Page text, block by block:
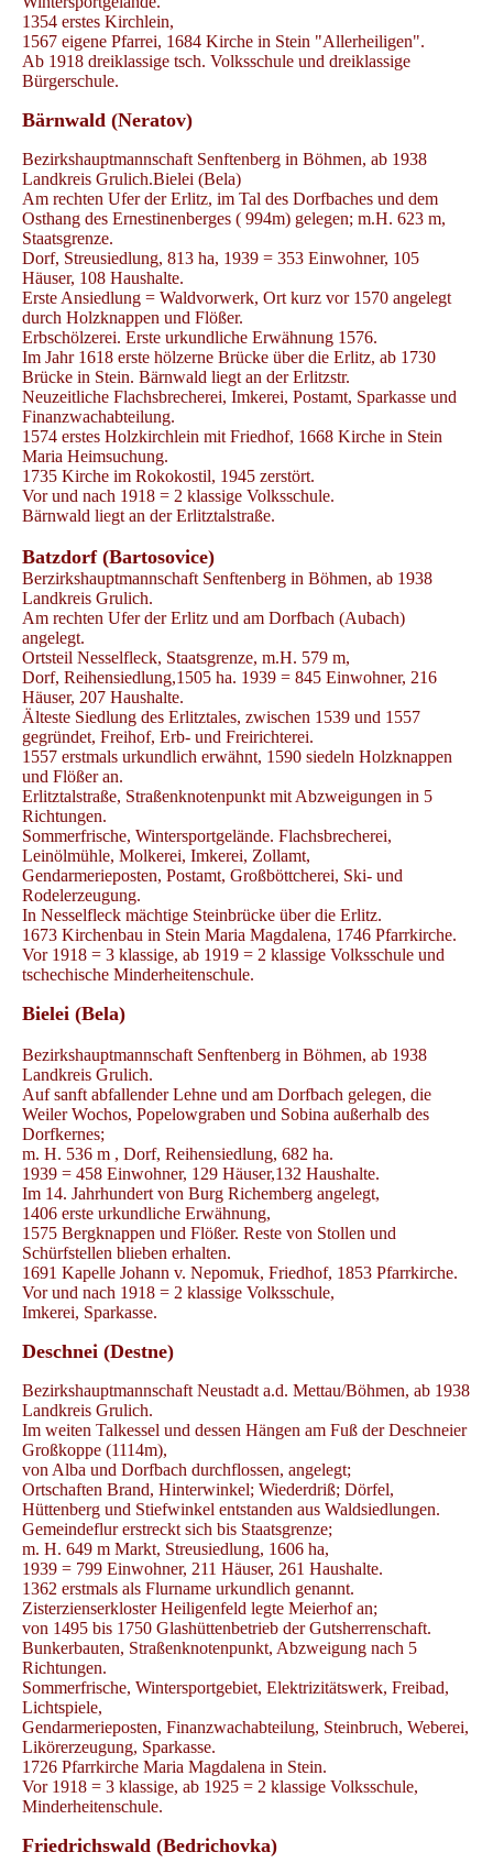
1354 erstes Kirchlein,
1567 eigene Pfarrei, 1684 Kirche in Stein "Allerheiligen".
Ab 1918 dreiklassige tsch. Volksschule und dreiklassige
Bürgerschule.
Bärnwald (Neratov)
Bezirkshauptmannschaft Senftenberg in Böhmen, ab 1938
Landkreis Grulich.Bielei (Bela)
Am rechten Ufer der Erlitz, im Tal des Dorfbaches und dem
Osthang des Ernestinenberges ( 994m) gelegen; m.H. 623 m,
Staatsgrenze.
Dorf, Streusiedlung, 813 ha, 1939 = 353 Einwohner, 105
Häuser, 108 Haushalte.
Erste Ansiedlung = Waldvorwerk, Ort kurz vor 1570 angelegt
durch Holzknappen und Flößer.
Erbschölzerei. Erste urkundliche Erwähnung 1576.
Im Jahr 1618 erste hölzerne Brücke über die Erlitz, ab 1730
Brücke in Stein. Bärnwald liegt an der Erlitzstr.
Neuzeitliche Flachsbrecherei, Imkerei, Postamt, Sparkasse und
Finanzwachabteilung.
1574 erstes Holzkirchlein mit Friedhof, 1668 Kirche in Stein
Maria Heimsuchung.
1735 Kirche im Rokokostil, 1945 zerstört.
Vor und nach 1918 = 2 klassige Volksschule.
Bärnwald liegt an der Erlitztalstraße.
Batzdorf (Bartosovice)
Berzirkshauptmannschaft Senftenberg in Böhmen, ab 1938
Landkreis Grulich.
Am rechten Ufer der Erlitz und am Dorfbach (Aubach)
angelegt.
Ortsteil Nesselfleck, Staatsgrenze, m.H. 579 m,
Dorf, Reihensiedlung,1505 ha. 1939 = 845 Einwohner, 216
Häuser, 207 Haushalte.
Älteste Siedlung des Erlitztales, zwischen 1539 und 1557
gegründet, Freihof, Erb- und Freirichterei.
1557 erstmals urkundlich erwähnt, 1590 siedeln Holzknappen
und Flößer an.
Erlitztalstraße, Straßenknotenpunkt mit Abzweigungen in 5
Richtungen.
Sommerfrische, Wintersportgelände. Flachsbrecherei,
Leinölmühle, Molkerei, Imkerei, Zollamt,
Gendarmerieposten, Postamt, Großböttcherei, Ski- und
Rodelerzeugung.
In Nesselfleck mächtige Steinbrücke über die Erlitz.
1673 Kirchenbau in Stein Maria Magdalena, 1746 Pfarrkirche.
Vor 1918 = 3 klassige, ab 1919 = 2 klassige Volksschule und
tschechische Minderheitenschule.
Bielei (Bela)
Bezirkshauptmannschaft Senftenberg in Böhmen, ab 1938
Landkreis Grulich.
Auf sanft abfallender Lehne und am Dorfbach gelegen, die
Weiler Wochos, Popelowgraben und Sobina außerhalb des
Dorfkernes;
m. H. 536 m , Dorf, Reihensiedlung, 682 ha.
1939 = 458 Einwohner, 129 Häuser,132 Haushalte.
Im 14. Jahrhundert von Burg Richemberg angelegt,
1406 erste urkundliche Erwähnung,
1575 Bergknappen und Flößer. Reste von Stollen und
Schürfstellen blieben erhalten.
1691 Kapelle Johann v. Nepomuk, Friedhof, 1853 Pfarrkirche.
Vor und nach 1918 = 2 klassige Volksschule,
Imkerei, Sparkasse.
Deschnei (Destne)
Bezirkshauptmannschaft Neustadt a.d. Mettau/Böhmen, ab 1938
Landkreis Grulich.
Im weiten Talkessel und dessen Hängen am Fuß der Deschneier
Großkoppe (1114m),
von Alba und Dorfbach durchflossen, angelegt;
Ortschaften Brand, Hinterwinkel; Wiederdriß; Dörfel,
Hüttenberg und Stiefwinkel entstanden aus Waldsiedlungen.
Gemeindeflur erstreckt sich bis Staatsgrenze;
m. H. 649 m Markt, Streusiedlung, 1606 ha,
1939 = 799 Einwohner, 211 Häuser, 261 Haushalte.
1362 erstmals als Flurname urkundlich genannt.
Zisterzienserkloster Heiligenfeld legte Meierhof an;
von 1495 bis 1750 Glashüttenbetrieb der Gutsherrenschaft.
Bunkerbauten, Straßenknotenpunkt, Abzweigung nach 5
Richtungen.
Sommerfrische, Wintersportgebiet, Elektrizitätswerk, Freibad,
Lichtspiele,
Gendarmerieposten, Finanzwachabteilung, Steinbruch, Weberei,
Likörerzeugung, Sparkasse.
1726 Pfarrkirche Maria Magdalena in Stein.
Vor 1918 = 3 klassige, ab 1925 = 2 klassige Volksschule,
Minderheitenschule.
Friedrichswald (Bedrichovka)